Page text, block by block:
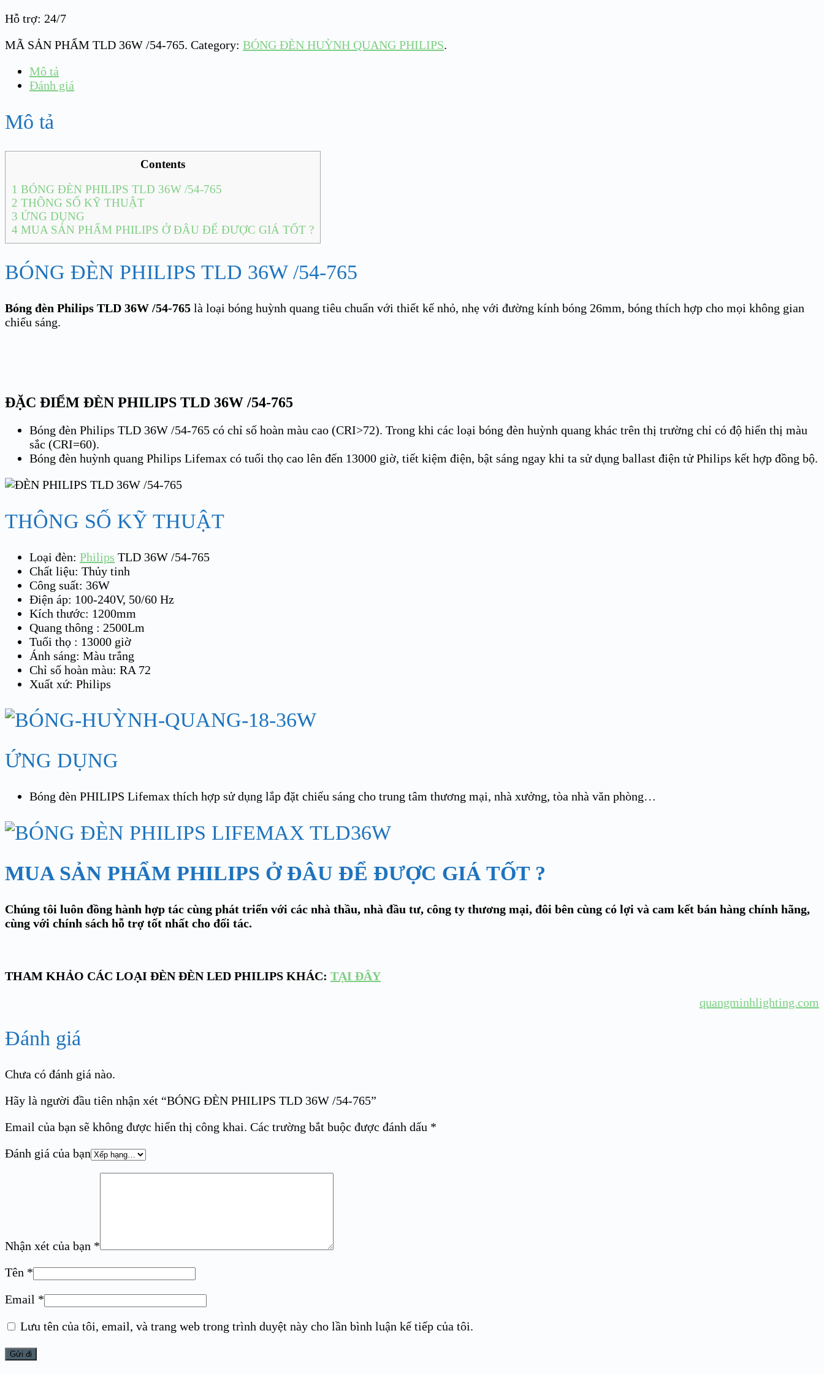
Hỗ trợ: 24/7
MÃ SẢN PHẨM TLD 36W /54-765. Category: BÓNG ĐÈN HUỲNH QUANG PHILIPS.
Mô tả
Đánh giá
Mô tả
Contents
1 BÓNG ĐÈN PHILIPS TLD 36W /54-765
2 THÔNG SỐ KỸ THUẬT
3 ỨNG DỤNG
4 MUA SẢN PHẨM PHILIPS Ở ĐÂU ĐỂ ĐƯỢC GIÁ TỐT ?
BÓNG ĐÈN PHILIPS TLD 36W /54-765
Bóng đèn Philips TLD 36W /54-765 là loại bóng huỳnh quang tiêu chuẩn với thiết kế nhỏ, nhẹ với đường kính bóng 26mm, bóng thích hợp cho mọi không gian
chiếu sáng.
ĐẶC ĐIỂM ĐÈN PHILIPS TLD 36W /54-765
Bóng đèn Philips TLD 36W /54-765 có chỉ số hoàn màu cao (CRI>72). Trong khi các loại bóng đèn huỳnh quang khác trên thị trường chỉ có độ hiển thị màu
sắc (CRI=60).
Bóng đèn huỳnh quang Philips Lifemax có tuổi thọ cao lên đến 13000 giờ, tiết kiệm điện, bật sáng ngay khi ta sử dụng ballast điện tử Philips kết hợp đồng bộ.
THÔNG SỐ KỸ THUẬT
Loại đèn: Philips TLD 36W /54-765
Chất liệu: Thủy tinh
Công suất: 36W
Điện áp: 100-240V, 50/60 Hz
Kích thước: 1200mm
Quang thông : 2500Lm
Tuổi thọ : 13000 giờ
Ánh sáng: Màu trắng
Chỉ số hoàn màu: RA 72
Xuất xứ: Philips
ỨNG DỤNG
Bóng đèn PHILIPS Lifemax thích hợp sử dụng lắp đặt chiếu sáng cho trung tâm thương mại, nhà xưởng, tòa nhà văn phòng…
MUA SẢN PHẨM PHILIPS Ở ĐÂU ĐỂ ĐƯỢC GIÁ TỐT ?
Chúng tôi luôn đồng hành hợp tác cùng phát triển với các nhà thầu, nhà đầu tư, công ty thương mại, đôi bên cùng có lợi và cam kết bán hàng chính hãng,
cùng với chính sách hỗ trợ tốt nhất cho đối tác.
THAM KHẢO CÁC LOẠI ĐÈN ĐÈN LED PHILIPS KHÁC: TẠI ĐÂY
quangminhlighting.com
Đánh giá
Chưa có đánh giá nào.
Hãy là người đầu tiên nhận xét “BÓNG ĐÈN PHILIPS TLD 36W /54-765”
Email của bạn sẽ không được hiển thị công khai. Các trường bắt buộc được đánh dấu *
Đánh giá của bạn
Nhận xét của bạn *
Tên *
Email *
Lưu tên của tôi, email, và trang web trong trình duyệt này cho lần bình luận kế tiếp của tôi.